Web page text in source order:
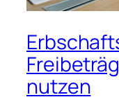
nutzen